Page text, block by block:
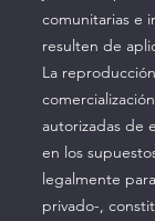
comunitarias e
resulten de
La
autorizadas de
en los
legalmente
privado-,